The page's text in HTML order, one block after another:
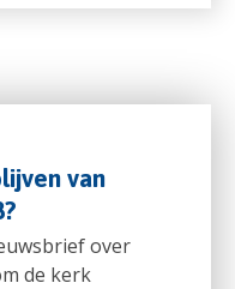
van
over
de kerk